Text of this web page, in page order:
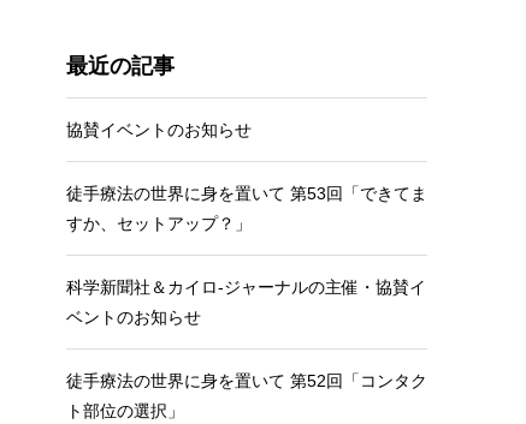
最近の記事
協賛イベントのお知らせ
徒手療法の世界に身を置いて 第53回「できてま
すか、セットアップ？」
科学新聞社＆カイロ-ジャーナルの主催・協賛イ
ベントのお知らせ
徒手療法の世界に身を置いて 第52回「コンタク
ト部位の選択」